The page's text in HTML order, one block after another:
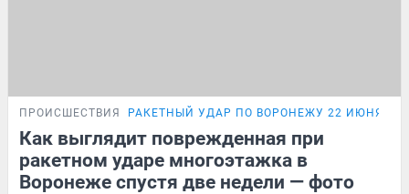
ПРОИСШЕСТВИЯ РАКЕТНЫЙ УДАР ПО ВОРОНЕЖУ 22 ИЮНЯ
Как выглядит поврежденная при
ракетном ударе многоэтажка в
Воронеже спустя две недели — фото